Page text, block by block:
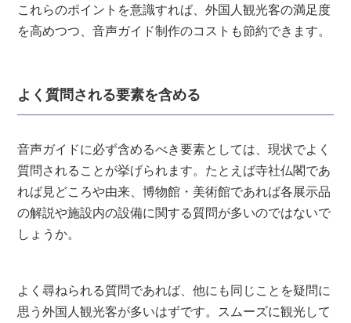
これらのポイントを意識すれば、外国人観光客の満足度
を高めつつ、音声ガイド制作のコストも節約できます。
よく質問される要素を含める
音声ガイドに必ず含めるべき要素としては、現状でよく
質問されることが挙げられます。たとえば寺社仏閣であ
れば見どころや由来、博物館・美術館であれば各展示品
の解説や施設内の設備に関する質問が多いのではないで
しょうか。
よく尋ねられる質問であれば、他にも同じことを疑問に
思う外国人観光客が多いはずです。スムーズに観光して